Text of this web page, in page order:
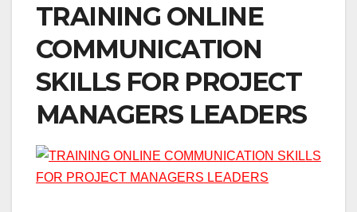
TRAINING ONLINE
COMMUNICATION
SKILLS FOR PROJECT
MANAGERS LEADERS